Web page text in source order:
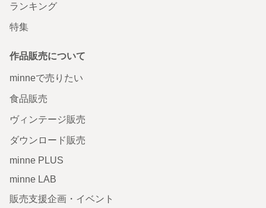
ランキング
特集
作品販売について
minneで売りたい
食品販売
ヴィンテージ販売
ダウンロード販売
minne PLUS
minne LAB
販売支援企画・イベント